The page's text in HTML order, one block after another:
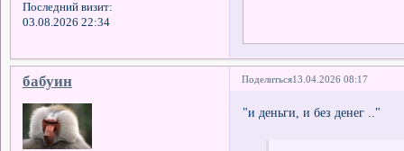
Последний визит:
03.08.2026 22:34
Поделиться13.04.2026 08:17
бабуин
"и деньги, и без денег .."